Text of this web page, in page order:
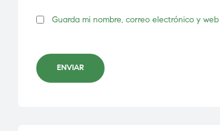
Guarda mi nombre, correo electrónico y
ENVIAR